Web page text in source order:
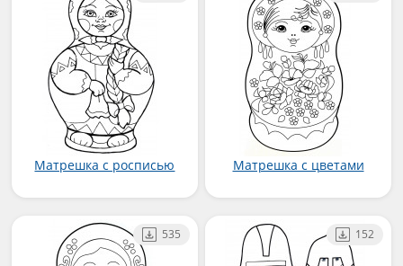
Матрешка с росписью Матрешка с цветами
535 152